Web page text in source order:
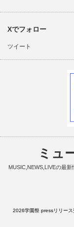
Xでフォロー
ツイート
ミュ
MUSIC,NEWS,LIVEの最
2026学園祭 pressリリー